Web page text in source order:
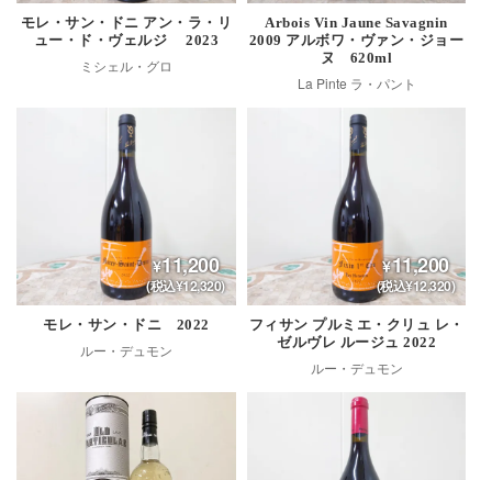
モレ・サン・ドニ アン・ラ・リ
ュー・ド・ヴェルジ 2023
ミシェル・グロ
Arbois Vin Jaune Savagnin
2009 アルボワ・ヴァン・ジョー
ヌ 620ml
La Pinte ラ・パント
11,200
(税込¥12,320)
モレ・サン・ドニ 2022
ルー・デュモン
11,200
(税込¥12,320)
フィサン プルミエ・クリュ レ・
ゼルヴレ ルージュ 2022
ルー・デュモン